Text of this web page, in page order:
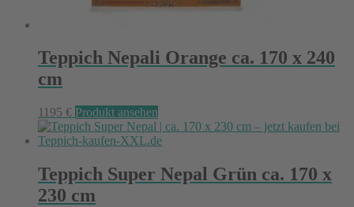
Teppich Nepali Orange ca. 170 x 240
cm
1195 € Produkt ansehen
Teppich Super Nepal Grün ca. 170 x
230 cm